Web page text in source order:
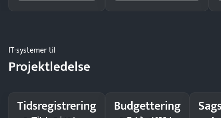
IT-systemer til
Projektledelse
Tidsregistrering Budgettering